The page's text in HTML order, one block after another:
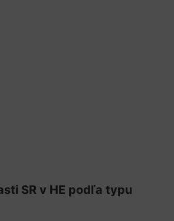
SR v HE podľa typu